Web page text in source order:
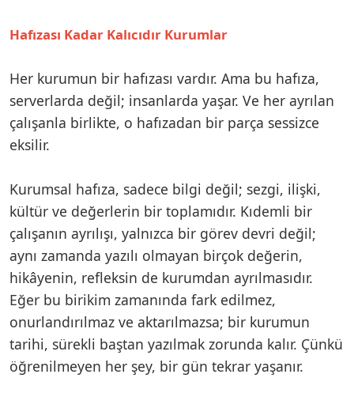
Hafızası Kadar Kalıcıdır Kurumlar
Her kurumun bir hafızası vardır. Ama bu hafıza,
serverlarda değil; insanlarda yaşar. Ve her ayrılan
çalışanla birlikte, o hafızadan bir parça sessizce
eksilir.
Kurumsal hafıza, sadece bilgi değil; sezgi, ilişki,
kültür ve değerlerin bir toplamıdır. Kıdemli bir
çalışanın ayrılışı, yalnızca bir görev devri değil;
aynı zamanda yazılı olmayan birçok değerin,
hikâyenin, refleksin de kurumdan ayrılmasıdır.
Eğer bu birikim zamanında fark edilmez,
onurlandırılmaz ve aktarılmazsa; bir kurumun
tarihi, sürekli baştan yazılmak zorunda kalır. Çünkü
öğrenilmeyen her şey, bir gün tekrar yaşanır.